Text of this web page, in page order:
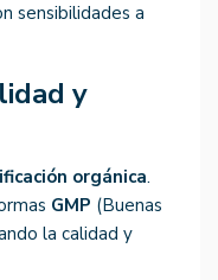
sensibilidades a
y
orgánica.
GMP (Buenas
la calidad y